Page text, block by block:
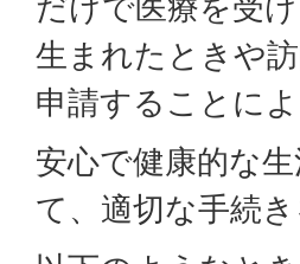
生まれたときや
申請することに
安心で健康的な
て、適切な手続